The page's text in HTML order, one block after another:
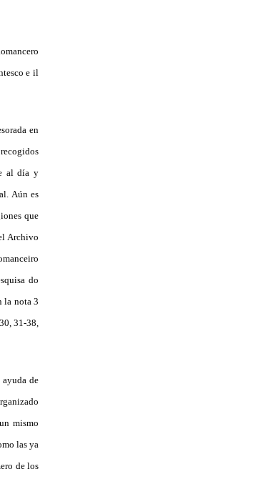
e il
en
al día y
Aún es
que
Archivo
do
la nota 3
31-38,
de
mismo
las ya
de los